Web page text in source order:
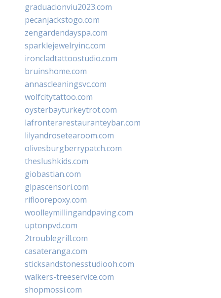
graduacionviu2023.com
pecanjackstogo.com
zengardendayspa.com
sparklejewelryinc.com
ironcladtattoostudio.com
bruinshome.com
annascleaningsvc.com
wolfcitytattoo.com
oysterbayturkeytrot.com
lafronterarestauranteybar.com
lilyandrosetearoom.com
olivesburgberrypatch.com
theslushkids.com
giobastian.com
glpascensori.com
rifloorepoxy.com
woolleymillingandpaving.com
uptonpvd.com
2troublegrill.com
casateranga.com
sticksandstonesstudiooh.com
walkers-treeservice.com
shopmossi.com